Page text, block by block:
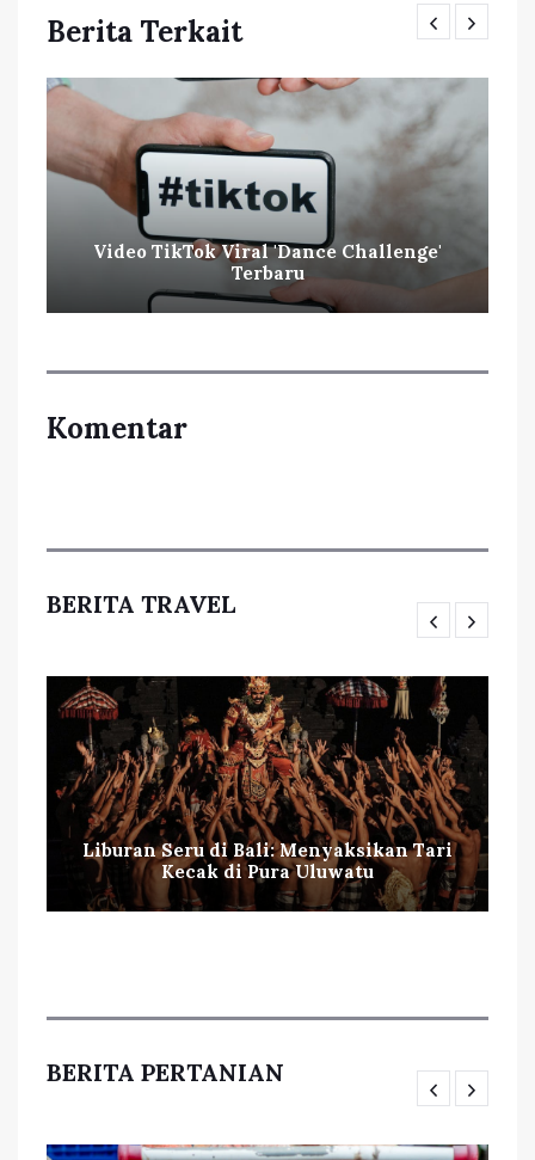
Berita Terkait
Video TikTok Viral 'Dance Challenge'
Terbaru
Komentar
BERITA TRAVEL
Liburan Seru di Bali: Menyaksikan Tari
Kecak di Pura Uluwatu
BERITA PERTANIAN